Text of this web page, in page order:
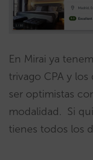
En Mirai ya
trivago CPA y
ser optimistas
modalidad. Si
tienes todos los